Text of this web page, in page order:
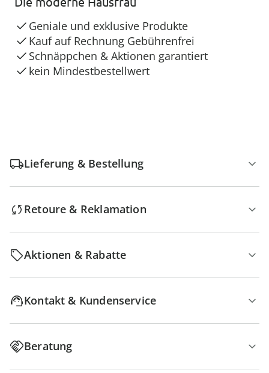
Geniale und exklusive Produkte
Kauf auf Rechnung Gebührenfrei
Schnäppchen & Aktionen garantiert
kein Mindestbestellwert
Lieferung & Bestellung
Retoure & Reklamation
Aktionen & Rabatte
Kontakt & Kundenservice
Beratung